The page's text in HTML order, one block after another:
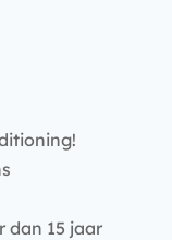
dan 15 jaar